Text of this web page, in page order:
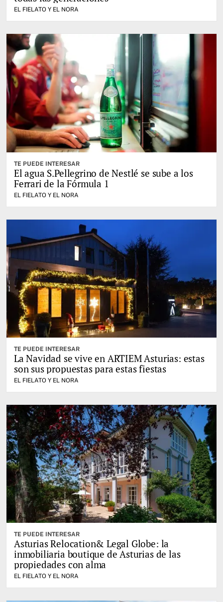
EL FIELATO Y EL NORA
TE PUEDE INTERESAR
El agua S.Pellegrino de Nestlé se sube a los
Ferrari de la Fórmula 1
EL FIELATO Y EL NORA
TE PUEDE INTERESAR
La Navidad se vive en ARTIEM Asturias: estas
son sus propuestas para estas fiestas
EL FIELATO Y EL NORA
TE PUEDE INTERESAR
Asturias Relocation& Legal Globe: la
inmobiliaria boutique de Asturias de las
propiedades con alma
EL FIELATO Y EL NORA